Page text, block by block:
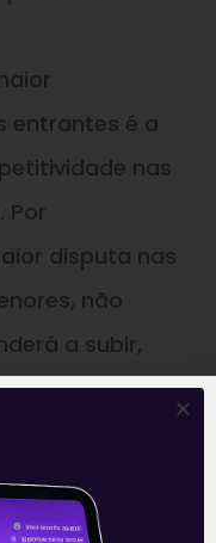
entrantes é a
nas
Por
disputa nas
não
a subir,
da nossa